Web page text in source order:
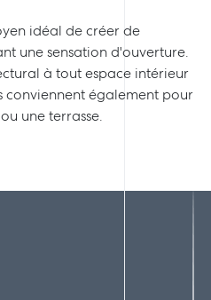
idéal de créer de
une sensation d'ouverture.
à tout espace intérieur
conviennent également pour
une terrasse.